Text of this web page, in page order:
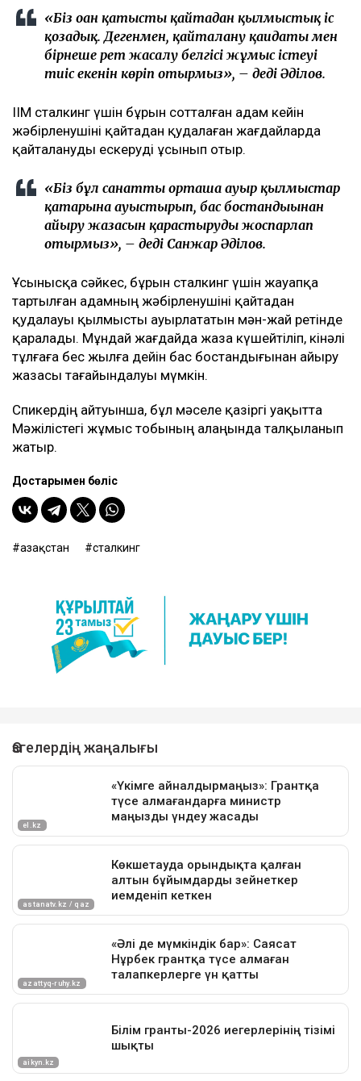
«Біз оған қатысты қайтадан қылмыстық іс
қозғадық. Дегенмен, қайталану қағидаты мен
бірнеше рет жасалу белгісі жұмыс істеуі
тиіс екенін көріп отырмыз», – деді Әділов.
ІІМ сталкинг үшін бұрын сотталған адам кейін
жәбірленушіні қайтадан қудалаған жағдайларда
қайталануды ескеруді ұсынып отыр.
«Біз бұл санатты орташа ауыр қылмыстар
қатарына ауыстырып, бас бостандығынан
айыру жазасын қарастыруды жоспарлап
отырмыз», – деді Санжар Әділов.
Ұсынысқа сәйкес, бұрын сталкинг үшін жауапқа
тартылған адамның жәбірленушіні қайтадан
қудалауы қылмысты ауырлататын мән-жай ретінде
қаралады. Мұндай жағдайда жаза күшейтіліп, кінәлі
тұлғаға бес жылға дейін бас бостандығынан айыру
жазасы тағайындалуы мүмкін.
Спикердің айтуынша, бұл мәселе қазіргі уақытта
Мәжілістегі жұмыс тобының алаңында талқыланып
жатыр.
Достарыңмен бөліс
Қазақстан сталкинг